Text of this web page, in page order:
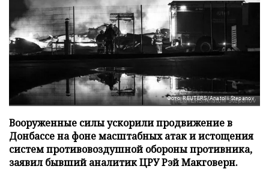
Фото: REUTERS/Anatolii Stepanov
Вооруженные силы ускорили продвижение в
Донбассе на фоне масштабных атак и истощения
систем противовоздушной обороны противника,
заявил бывший аналитик ЦРУ Рэй Макговерн.